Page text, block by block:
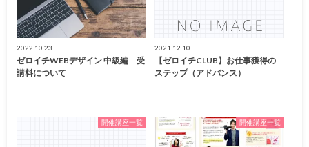
2022.10.23
ゼロイチWEBデザイン 中級編 受
講料について
2021.12.10
【ゼロイチCLUB】お仕事獲得の
ステップ（アドバンス）
開催講座一覧 開催講座一覧